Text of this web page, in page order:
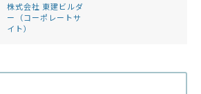
株式会社 東建ビルダ
ー（コーポレートサ
イト）